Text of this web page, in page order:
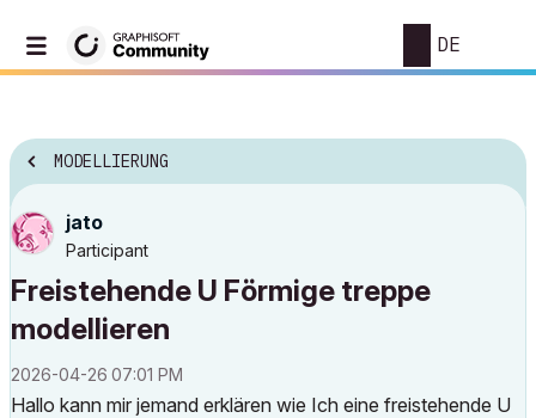
DE
MODELLIERUNG
jato
Participant
Freistehende U Förmige treppe
modellieren
‎2026-04-26 07:01 PM
Hallo kann mir jemand erklären wie Ich eine freistehende U